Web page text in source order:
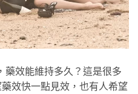
藥效能維持多久？這是很多
效快一點見效，也有人希望